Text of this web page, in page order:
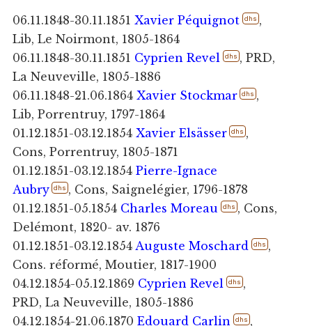
06.11.1848-30.11.1851 Xavier Péquignot dhs ,
Lib, Le Noirmont, 1805-1864
06.11.1848-30.11.1851 Cyprien Revel dhs , PRD,
La Neuveville, 1805-1886
06.11.1848-21.06.1864 Xavier Stockmar dhs ,
Lib, Porrentruy, 1797-1864
01.12.1851-03.12.1854 Xavier Elsässer dhs ,
Cons, Porrentruy, 1805-1871
01.12.1851-03.12.1854 Pierre-Ignace
Aubry
dhs , Cons, Saignelégier, 1796-1878
01.12.1851-05.1854 Charles Moreau dhs , Cons,
Delémont, 1820- av. 1876
01.12.1851-03.12.1854 Auguste Moschard dhs ,
Cons. réformé, Moutier, 1817-1900
04.12.1854-05.12.1869 Cyprien Revel dhs ,
PRD, La Neuveville, 1805-1886
04.12.1854-21.06.1870 Edouard Carlin dhs ,